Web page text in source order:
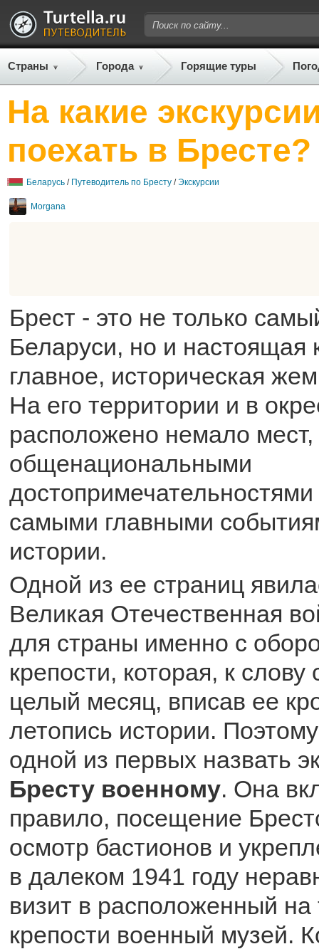
Страны Города Горящие туры
На какие
поехать в Бресте?
Беларусь / Путеводитель по Бресту /Экскурсии
Morgana
Брест - это не только
Беларуси, но и настоящая
главное, историческая
На его территории и в
расположено немало
общенациональными
самыми главными
истории.
Одной из ее страниц
Великая Отечественная
для страны именно с
крепости, которая, к слову
целый месяц, вписав ее
летопись истории.
одной из первых назвать
Бресту военному. Она
правило, посещение
осмотр бастионов и
в далеком 1941 году
визит в расположенный на
крепости военный музей.